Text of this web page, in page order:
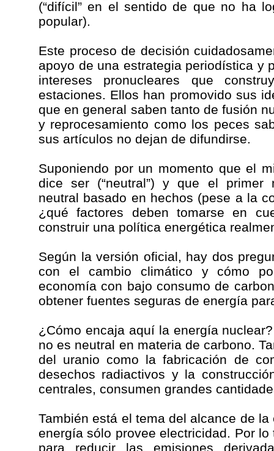
(“difícil” en el sentido de que no ha
popular).
Este proceso de decisión
apoyo de una estrategia periodística y
intereses pronucleares que
estaciones. Ellos han promovido sus
que en general saben tanto de fusión
y reprocesamiento como los peces
sus artículos no dejan de difundirse.
Suponiendo por un momento que el
dice ser (“neutral”) y que el primer
neutral basado en hechos (pese a la
¿qué factores deben tomarse en
construir una política energética
Según la versión oficial, hay dos
con el cambio climático y cómo
economía con bajo consumo de
obtener fuentes seguras de energía
¿Cómo encaja aquí la energía
no es neutral en materia de carbono.
del uranio como la fabricación de
desechos radiactivos y la
centrales, consumen grandes
También está el tema del alcance de
energía sólo provee electricidad. Por
para reducir las emisiones